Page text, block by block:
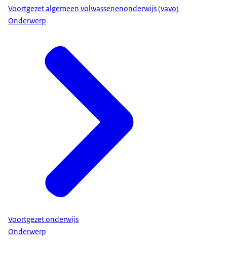
Voortgezet algemeen volwassenenonderwijs (vavo)
Onderwerp
Voortgezet onderwijs
Onderwerp